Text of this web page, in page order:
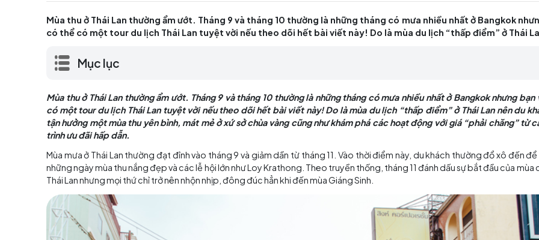
Ban Biên Tập TransViet
Mùa thu ở Thái Lan thường ẩm ướt. Tháng 9 và tháng 10 thường là những tháng có mưa nhiều
có thể có một tour du lịch Thái Lan tuyệt vời nếu theo dõi hết bài viết này! Do là mùa du lịch
Mục lục
Mùa thu ở Thái Lan thường ẩm ướt. Tháng 9 và tháng 10 thường là những tháng có mưa nhiều nhất ở
có một tour du lịch Thái Lan tuyệt vời nếu theo dõi hết bài viết này! Do là mùa du lịch “thấp điểm” ở
tận hưởng một mùa thu yên bình, mát mẻ ở xứ sở chùa vàng cũng như khám phá các hoạt động với
trình ưu đãi hấp dẫn.
Mùa mưa ở Thái Lan thường đạt đỉnh vào tháng 9 và giảm dần từ tháng 11. Vào thời điểm này, du
những ngày mùa thu nắng đẹp và các lễ hội lớn như Loy Krathong. Theo truyền thống, tháng 11 đánh